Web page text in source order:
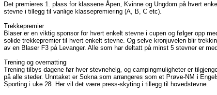
Det premieres 1. plass for klassene Åpen, Kvinne og Ungdom på hvert
stevne i tillegg til vanlige klassepremiering (A, B, C etc).
Trekkepremier
Blaser er en viktig sponsor for hvert enkelt stevne i cupen og følger opp
solide trekkepremier til hvert enkelt stevne. Og selve kronjuvelen blir
av en Blaser F3 på Levanger. Alle som har deltatt på minst 5 stevner er
Trening og overnatting
Trening tilbys dagene før hver stevnehelg, og campingmuligheter er
på alle steder. Unntaket er Sokna som arrangeres som et Prøve-NM i
Sporting i uke 28. Her vil det være press-skyting i tillegg til hovedstevne.